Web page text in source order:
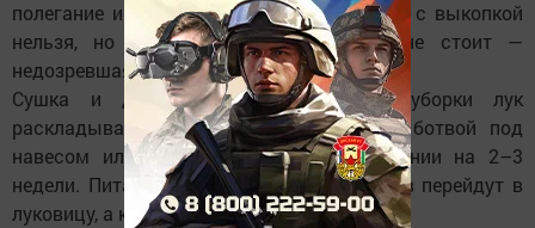
полегание и пожелтение пера. Затягивать с выкопкой
нельзя, но и убирать слишком рано не стоит —
недозревшая шейка будет плохо сохнуть.
Сушка и дозаривание: сразу после уборки лук
раскладывают тонким слоем вместе с ботвой под
навесом или в проветриваемом помещении на 2–3
недели. Питательные вещества из листьев перейдут в
луковицу, а кроющие чешуи огрубеют.